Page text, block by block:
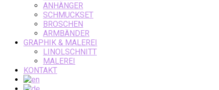
ANHÄNGER
SCHMUCKSET
BROSCHEN
ARMBÄNDER
GRAPHIK & MALEREI
LINOLSCHNITT
MALEREI
KONTAKT